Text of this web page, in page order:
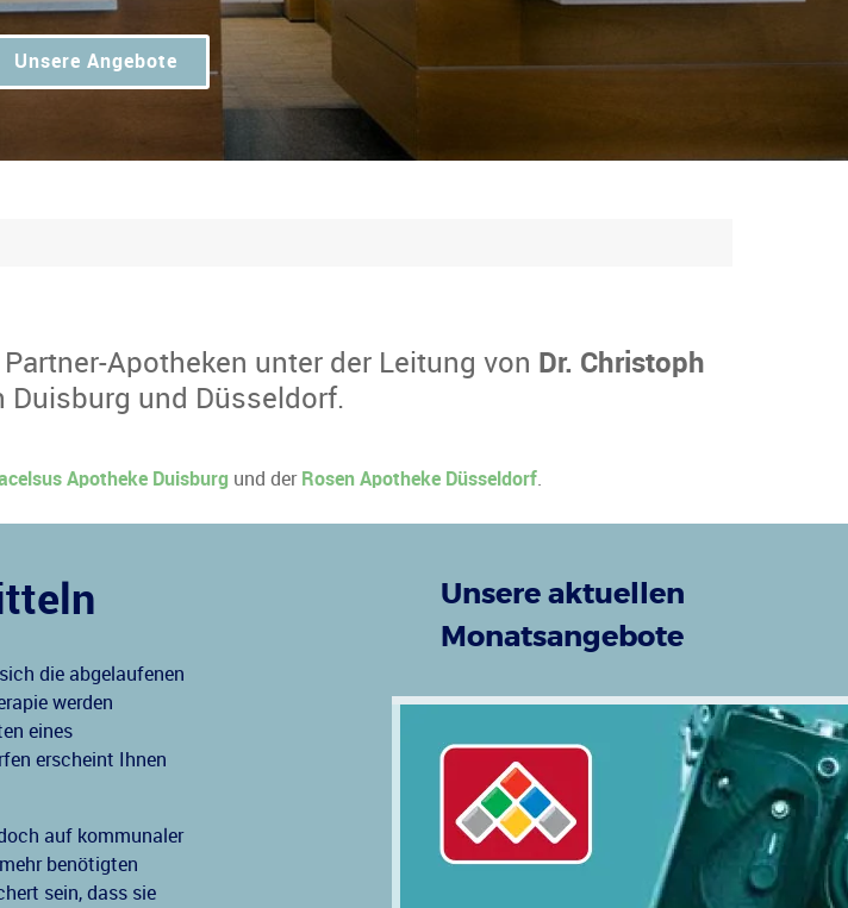
Unsere Angebote
Apotheken unter der Leitung von Dr. Christoph
Duisburg und Düsseldorf.
Apotheke Duisburg und der Rosen Apotheke Düsseldorf
die abgelaufenen
werden
eines
erscheint Ihnen
auf kommunaler
benötigten
sein, dass sie
Unsere aktuellen
Monatsangebote